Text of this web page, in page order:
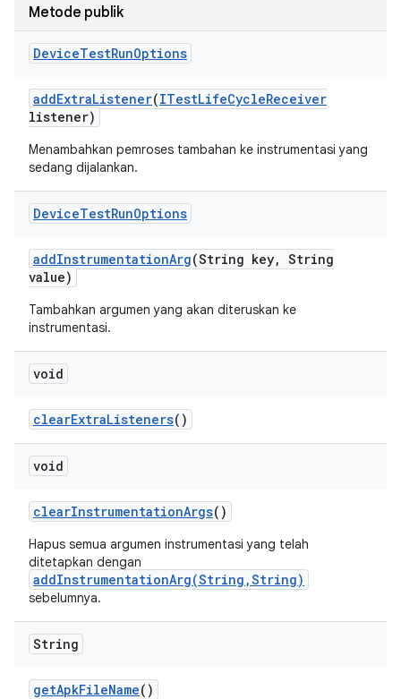
Metode publik
DeviceTestRunOptions
addExtraListener(ITestLifeCycleReceiver
listener)
Menambahkan pemroses tambahan ke instrumentasi yang
sedang dijalankan.
DeviceTestRunOptions
addInstrumentationArg(String key, String
value)
Tambahkan argumen yang akan diteruskan ke
instrumentasi.
void
clearExtraListeners()
void
clearInstrumentationArgs()
Hapus semua argumen instrumentasi yang telah
ditetapkan dengan
addInstrumentationArg(String,String)
sebelumnya.
String
getApkFileName()